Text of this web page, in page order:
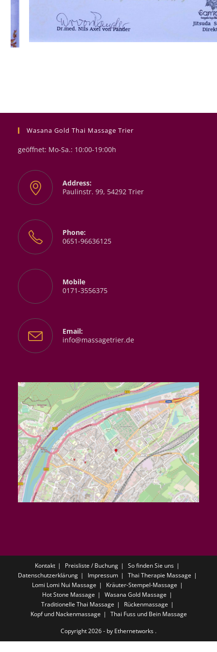
Wasana Gold Thai Massage Trier
geöffnet: Mo-Sa.: 10:00-19:00h
Address:
Paulinstr. 99, 54292 Trier
Phone:
0651-96636125
Mobile
0171-3556375
Email:
info@massagetrier.deOpens
Kontakt Preisliste / Buchung
So finden Sie uns
Datenschutzerklärung
Impressum
Thai Therapie Massage
Lomi Lomi Nui Massage
Kräuter-Stempel-Massage
Hot Stone Massage
Wasana Gold Massage
Traditionelle Thai Massage
Rückenmassage
Kopf und Nackenmassage
Thai Fuss und Bein Massage
Copyright 2026 - by Ethernetworks .